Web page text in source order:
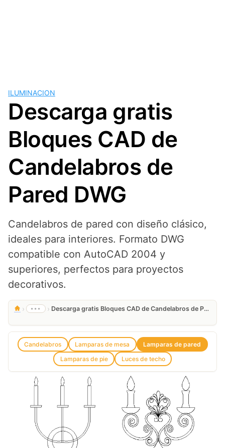
ILUMINACION
Descarga gratis
Bloques CAD de
Candelabros de
Pared DWG
Candelabros de pared con diseño clásico,
ideales para interiores. Formato DWG
compatible con AutoCAD 2004 y
superiores, perfectos para proyectos
decorativos.
› ••• › Descarga gratis Bloques CAD de Candelabros de Pared DWG
Candelabros Lamparas de mesa
Lamparas de pared
Lamparas de pie
Luces de techo